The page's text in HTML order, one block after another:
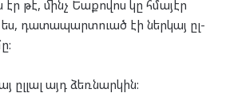
էր թէ, մինչ Եա­քո­վոս կը հմա­յէր
ես, դա­տա­պարտ­ուած էի ներ­կայ ըլ­
ըլ­լալ այդ ձեռ­նար­կին: